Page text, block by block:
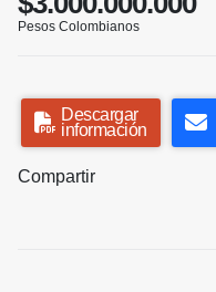
Pesos Colombianos
Descargar
información
Compartir